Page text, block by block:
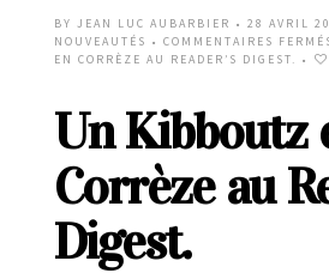
BY JEAN LUC AUBARBIER • 28 AVRIL
NOUVEAUTÉS • COMMENTAIRES
EN CORRÈZE AU READER’S DIGEST. •
Un Kibboutz
Corrèze au
Digest.